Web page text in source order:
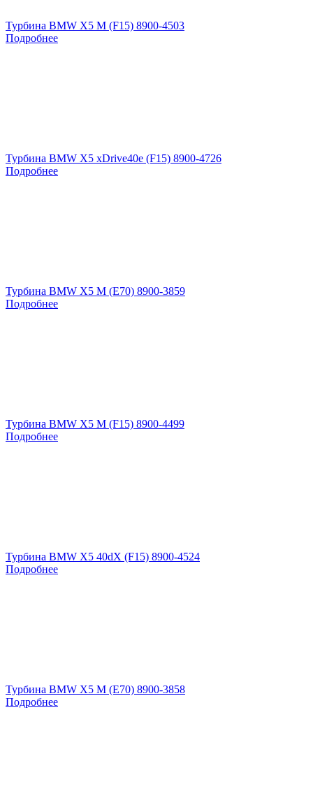
Турбина BMW X5 M (F15) 8900-4503
Подробнее
Турбина BMW X5 xDrive40e (F15) 8900-4726
Подробнее
Турбина BMW X5 M (E70) 8900-3859
Подробнее
Турбина BMW X5 M (F15) 8900-4499
Подробнее
Турбина BMW X5 40dX (F15) 8900-4524
Подробнее
Турбина BMW X5 M (E70) 8900-3858
Подробнее